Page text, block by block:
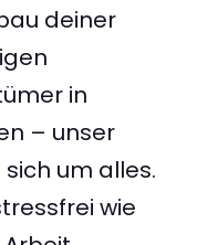
deiner
in
– unser
um alles.
wie